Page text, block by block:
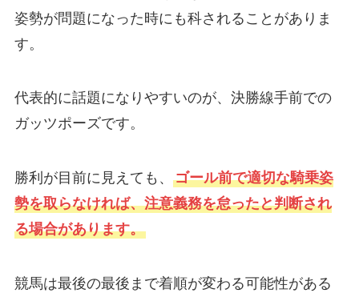
姿勢が問題になった時にも科されることがありま
す。
代表的に話題になりやすいのが、決勝線手前での
ガッツポーズです。
勝利が目前に見えても、 ゴール前で適切な騎乗姿
勢を取らなければ、注意義務を怠ったと判断され
る場合があります。
競馬は最後の最後まで着順が変わる可能性がある